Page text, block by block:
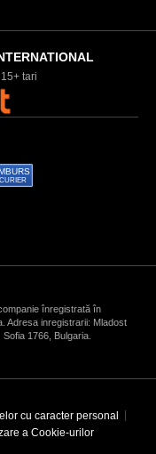
tari
înregistrată în
Adresa inregistrarii: Mladost
1766, Bulgaria.
cu caracter personal
a Cookie-urilor